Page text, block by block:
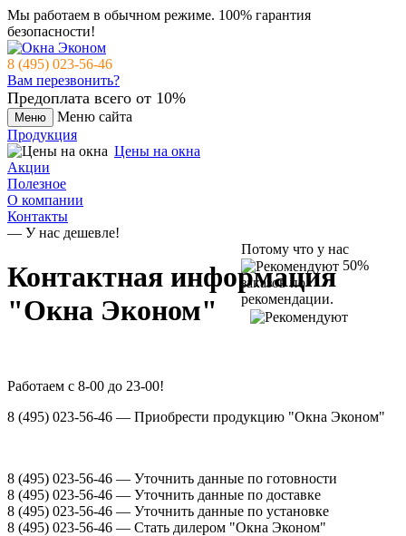
Мы работаем в обычном режиме. 100% гарантия
безопасности!
8 (495) 023-56-46
Вам перезвонить?
Предоплата всего от 10%
Меню
Меню сайта
Продукция
Цены на окна
Акции
Полезное
О компании
Контакты
— У нас дешевле!
Потому что у нас
50%
заказов по
рекомендации.
Контактная информация
"Окна Эконом"
Работаем с 8-00 до 23-00!
8 (495) 023-56-46 — Приобрести продукцию "Окна Эконом"
8 (495) 023-56-46 — Уточнить данные по готовности
8 (495) 023-56-46 — Уточнить данные по доставке
8 (495) 023-56-46 — Уточнить данные по установке
8 (495) 023-56-46 — Стать дилером "Окна Эконом"